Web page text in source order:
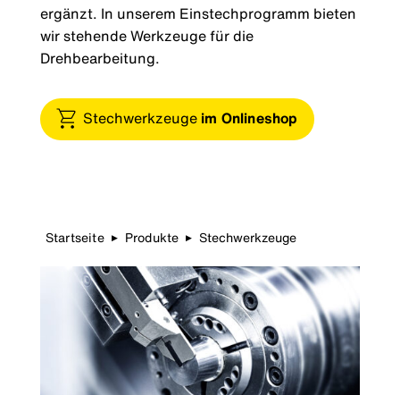
ergänzt. In unserem Einstechprogramm bieten
wir stehende Werkzeuge für die
Drehbearbeitung.
Stechwerkzeuge im Onlineshop
Startseite ▶ Produkte ▶ Stechwerkzeuge